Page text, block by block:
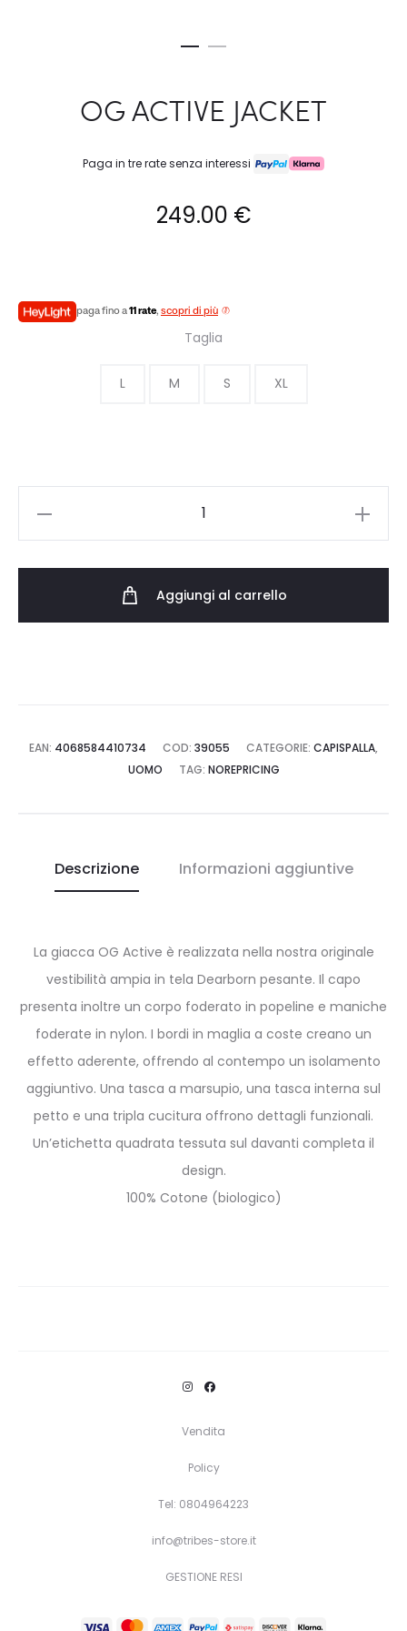
OG ACTIVE JACKET
Paga in tre rate senza interessi
249.00 €
paga fino a11 rate, scopri di più
Taglia
L M S XL
Aggiungi al carrello
EAN: 4068584410734 COD: 39055 CATEGORIE: CAPISPALLA,
UOMO
TAG: NOREPRICING
Descrizione Informazioni aggiuntive
La giacca OG Active è realizzata nella nostra originale
vestibilità ampia in tela Dearborn pesante. Il capo
presenta inoltre un corpo foderato in popeline e maniche
foderate in nylon. I bordi in maglia a coste creano un
effetto aderente, offrendo al contempo un isolamento
aggiuntivo. Una tasca a marsupio, una tasca interna sul
petto e una tripla cucitura offrono dettagli funzionali.
Un’etichetta quadrata tessuta sul davanti completa il
design.
100% Cotone (biologico)
Vendita
Policy
Tel: 0804964223
info@tribes-store.it
GESTIONE RESI